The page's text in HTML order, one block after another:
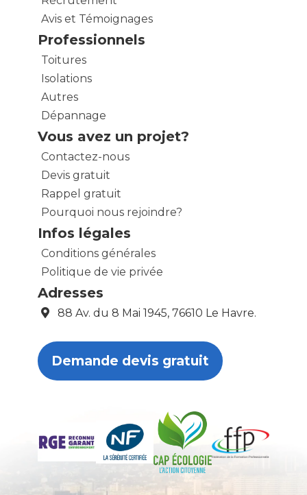
Avis et Témoignages
Professionnels
Toitures
Isolations
Autres
Dépannage
Vous avez un projet?
Contactez-nous
Devis gratuit
Rappel gratuit
Pourquoi nous rejoindre?
Infos légales
Conditions générales
Politique de vie privée
Adresses
88 Av. du 8 Mai 1945, 76610 Le Havre.
Demande devis gratuit